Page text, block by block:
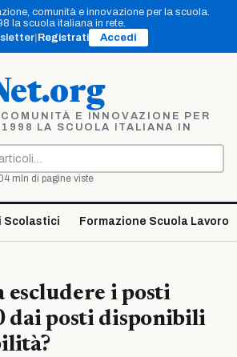
comunità e innovazione per la scuola.
la scuola italiana in rete.
Registrati Accedi
E INNOVAZIONE PER
LA SCUOLA ITALIANA IN
mln di pagine viste
Scolastici Formazione Scuola Lavoro
escludere i posti
dai posti disponibili